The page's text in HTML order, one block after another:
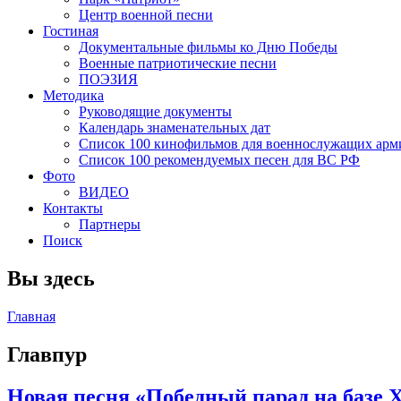
Центр военной песни
Гостиная
Документальные фильмы ко Дню Победы
Военные патриотические песни
ПОЭЗИЯ
Методика
Руководящие документы
Календарь знаменательных дат
Список 100 кинофильмов для военнослужащих
Список 100 рекомендуемых песен для ВС РФ
Фото
ВИДЕО
Контакты
Партнеры
Поиск
Вы здесь
Главная
Главпур
Новая песня «Победный парад на базе